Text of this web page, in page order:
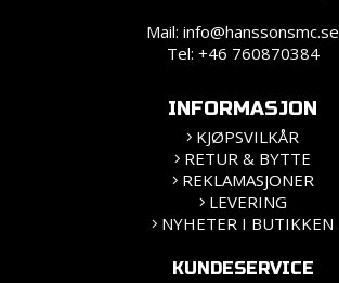
Mail: info@hanssonsmc.se
Tel: +46 760870384
INFORMASJON
KJØPSVILKÅR
RETUR & BYTTE
REKLAMASJONER
LEVERING
NYHETER I BUTIKKEN
KUNDESERVICE